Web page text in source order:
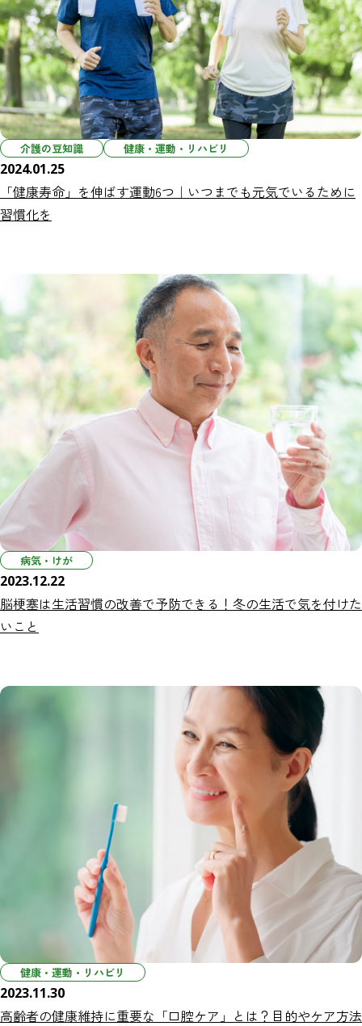
介護の豆知識 健康・運動・リハビリ
2024.01.25
「健康寿命」を伸ばす運動6つ｜いつまでも元気でいるために
習慣化を
病気・けが
2023.12.22
脳梗塞は生活習慣の改善で予防できる！冬の生活で気を付けた
いこと
健康・運動・リハビリ
2023.11.30
高齢者の健康維持に重要な「口腔ケア」とは？目的やケア方法